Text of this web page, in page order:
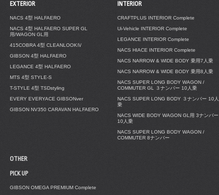
EXTERIOR
NACS 4型 HALFAERO
NACS 4型 HALFAERO SUPER GL
用/WAGON GL用
415COBRA 4型 CLEANLOOKⅣ
GIBSON 4型 HALFAERO
LEGANCE 4型 HALFAERO
MTS 4型 STYLE-S
T-STYLE 4型 TSDstyling
EVERY EVERYACE GIBSONver
GIBSON NV350 CARAVAN HALFAERO
INTERIOR
CRAFTPLUS INTERIOR Complete
Ui-Vehicle INTERIOR Complete
LEGANCE INTERIOR Complete
NACS HIACE INTERIOR Complete
NACS NARROW & WIDE BODY 乗用7人乗
NACS NARROW & WIDE BODY 乗用8人乗
NACS SUPER LONG BODY WAGON /
COMMUTER GL ３ナンバー 10人乗
NACS SUPER LONG BODY ３ナンバー 10人
乗
NACS WIDE BODY WAGON GL用 3ナンバー
10人乗
NACS SUPER LONG BODY WAGON /
COMMUTER 8ナンバー
OTHER
PICK UP
GIBSON OMEGA PREMIUM Complete